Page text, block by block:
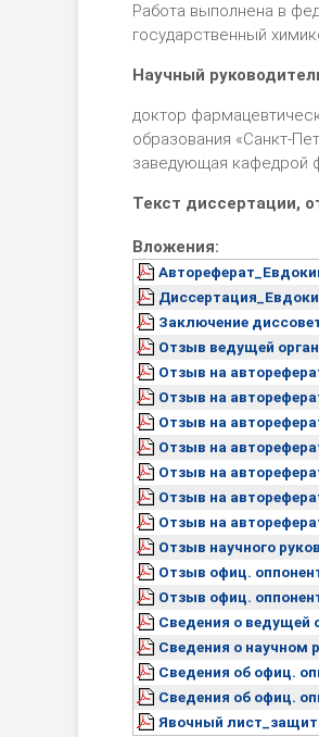
Работа выполнена в
государственный
Научный
доктор
образования «Санкт-
заведующая кафедрой
Текст диссертации,
Вложения:
Заключение
Отзыв ведущей
Отзыв на
Отзыв на
Отзыв на
Отзыв на
Отзыв на
Отзыв на
Отзыв на
Отзыв научного
Отзыв офиц.
Отзыв офиц.
Сведения о ведущей
Сведения о научном
Сведения об офиц.
Сведения об офиц.
Явочный